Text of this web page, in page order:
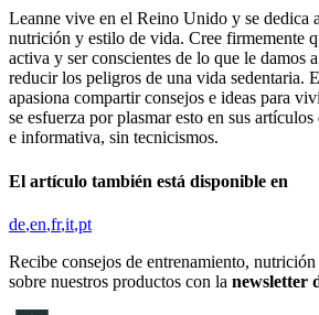
Leanne vive en el Reino Unido y se dedica
nutrición y estilo de vida. Cree firmemente
activa y ser conscientes de lo que le damos
reducir los peligros de una vida sedentaria.
apasiona compartir consejos e ideas para
se esfuerza por plasmar esto en sus
e informativa, sin tecnicismos.
El artículo también está disponible en
de en fr it pt
Recibe consejos de entrenamiento,
sobre nuestros productos con la newsletter